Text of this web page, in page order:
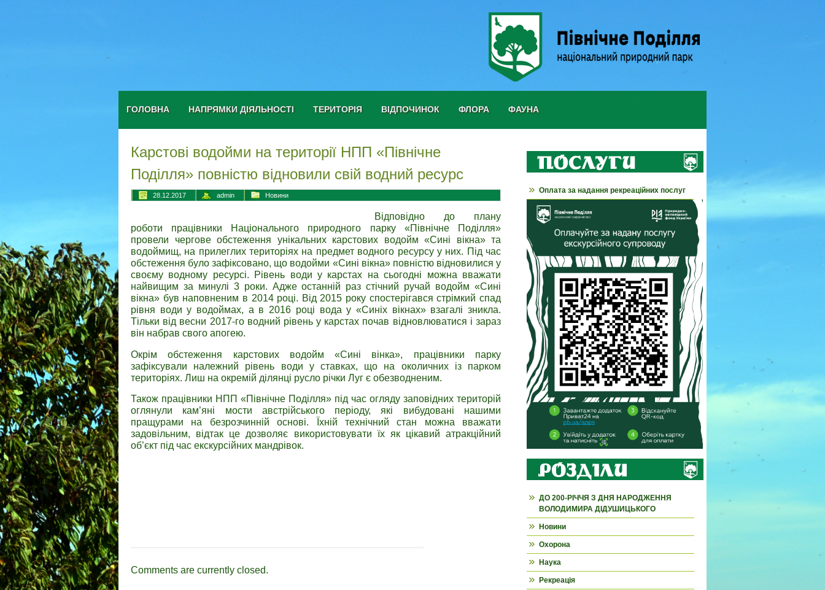
ГОЛОВНА НАПРЯМКИ ДІЯЛЬНОСТІ ТЕРИТОРІЯ ВІДПОЧИНОК ФЛОРА ФАУНА
Карстові водойми на території НПП «Північне
Поділля» повністю відновили свій водний ресурс
28.12.2017 admin Новини
Відповідно до плану
роботи працівники Національного природного парку «Північне Поділля»
провели чергове обстеження унікальних карстових водойм «Сині вікна» та
водоймищ, на прилеглих територіях на предмет водного ресурсу у них. Під час
обстеження було зафіксовано, що водойми «Сині вікна» повністю відновилися у
своєму водному ресурсі. Рівень води у карстах на сьогодні можна вважати
найвищим за минулі 3 роки. Адже останній раз стічний ручай водойм «Сині
вікна» був наповненим в 2014 році. Від 2015 року спостерігався стрімкий спад
рівня води у водоймах, а в 2016 році вода у «Синіх вікнах» взагалі зникла.
Тільки від весни 2017-го водний рівень у карстах почав відновлюватися і зараз
він набрав свого апогею.
Окрім обстеження карстових водойм «Сині вінка», працівники парку
зафіксували належний рівень води у ставках, що на околичних із парком
територіях. Лиш на окремій ділянці русло річки Луг є обезводненим.
Також працівники НПП «Північне Поділля» під час огляду заповідних територій
оглянули кам’яні мости австрійського періоду, які вибудовані нашими
пращурами на безрозчинній основі. Їхній технічний стан можна вважати
задовільним, відтак це дозволяє використовувати їх як цікавий атракційний
об’єкт під час екскурсійних мандрівок.
Comments are currently closed.
Оплата за надання рекреаційних послуг
ДО 200-РІЧЧЯ З ДНЯ НАРОДЖЕННЯ
ВОЛОДИМИРА ДІДУШИЦЬКОГО
Новини
Охорона
Наука
Рекреація